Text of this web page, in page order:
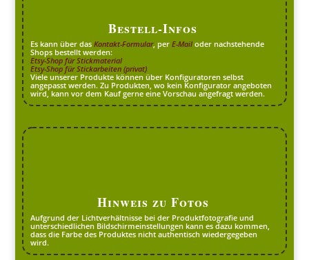
Bestell-Infos
Es kann über dasKontakt-Formular, perE-Mail oder nachstehende
Shops bestellt werden:
Etsy-Shop für Stickmaterial
Etsy-Shop für Stickarbeiten (privat)
Viele unserer Produkte können über Konfiguratoren selbst
angepasst werden. Zu Produkten, wo kein Konfigurator angeboten
wird, kann vor dem Kauf gerne eine Vorschau angefragt werden.
Hinweis zu Fotos
Aufgrund der Lichtverhältnisse bei der Produktfotografie und
unterschiedlichen Bildschirmeinstellungen kann es dazu kommen,
dass die Farbe des Produktes nicht authentisch wiedergegeben
wird.